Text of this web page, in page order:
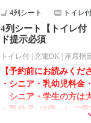
仕様が変更となる場合
ださい。
4列シート トイレ
4列シート【トイレ
ド提示必須
トイレ付 充電OK 座席指
【予約前にお読みくだ
・シニア・乳幼児料金
シニア・学生の方は
・乳幼児（0歳～）ご